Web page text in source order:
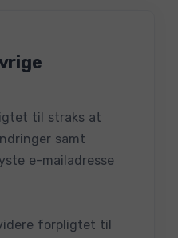
til straks at
samt
e-mailadresse
forpligtet til